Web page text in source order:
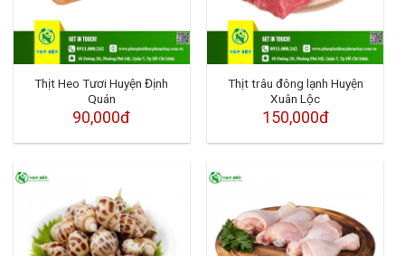
Thịt Heo Tươi Huyện Định
Quán
90,000đ
Thịt trâu đông lạnh Huyện
Xuân Lộc
150,000đ